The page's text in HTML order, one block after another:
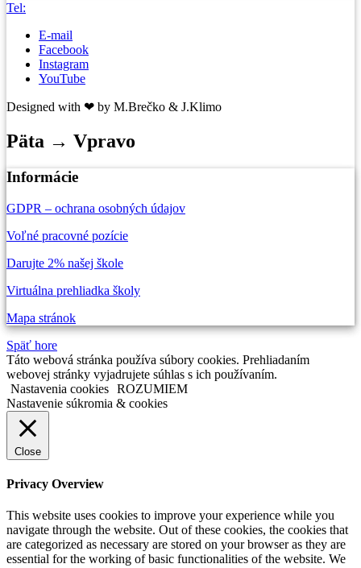
Tel:
E-mail
Facebook
Instagram
YouTube
Designed with ❤ by M.Brečko & J.Klimo
Päta → Vpravo
Informácie
GDPR – ochrana osobných údajov
Voľné pracovné pozície
Darujte 2% našej škole
Virtuálna prehliadka školy
Mapa stránok
Späť hore
Táto webová stránka používa súbory cookies. Prehliadaním
webovej stránky vyjadrujete súhlas s ich používaním.
Nastavenia cookies ROZUMIEM
Nastavenie súkromia & cookies
Close
Privacy Overview
This website uses cookies to improve your experience while you
navigate through the website. Out of these cookies, the cookies that
are categorized as necessary are stored on your browser as they are
essential for the working of basic functionalities of the website. We